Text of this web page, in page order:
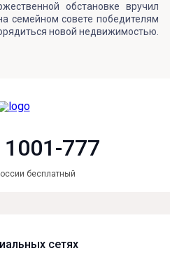
обстановке вручил
семейном совете победителям
новой недвижимостью.
777
бесплатный
сетях